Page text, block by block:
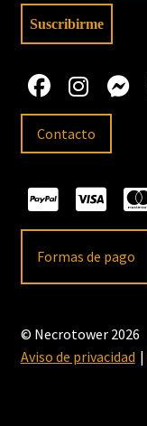
Contacto
Formas de pago
© Necrotower 2026
Aviso de privacidad